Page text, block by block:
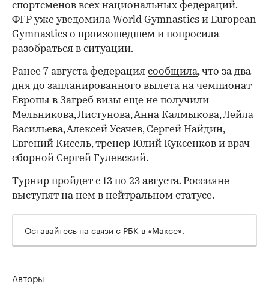
спортсменов всех национальных федераций.
ФГР уже уведомила World Gymnastics и European
Gymnastics о произошедшем и попросила
разобраться в ситуации.
Ранее 7 августа федерация сообщила, что за два
дня до запланированного вылета на чемпионат
Европы в Загреб визы еще не получили
Мельникова, Листунова, Анна Калмыкова, Лейла
Васильева, Алексей Усачев, Сергей Найдин,
Евгений Кисель, тренер Юлий Куксенков и врач
сборной Сергей Гулевский.
Турнир пройдет с 13 по 23 августа. Россияне
выступят на нем в нейтральном статусе.
Оставайтесь на связи с РБК в «Максе».
Авторы